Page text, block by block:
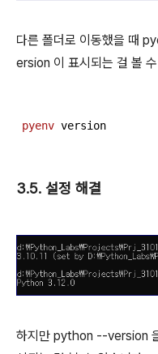
다른 폴더로 이동했을 때
ersion 이 표시되는 걸 볼
pyenv version
3.5. 설정 해결
하지만 python --version